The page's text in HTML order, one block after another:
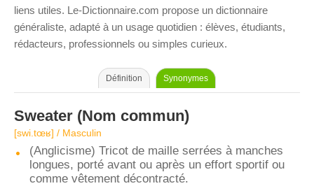
liens utiles. Le-Dictionnaire.com propose un dictionnaire
généraliste, adapté à un usage quotidien : élèves, étudiants,
rédacteurs, professionnels ou simples curieux.
Définition Synonymes
Sweater (Nom commun)
[swi.tœʁ] / Masculin
(Anglicisme) Tricot de maille serrées à manches
longues, porté avant ou après un effort sportif ou
comme vêtement décontracté.